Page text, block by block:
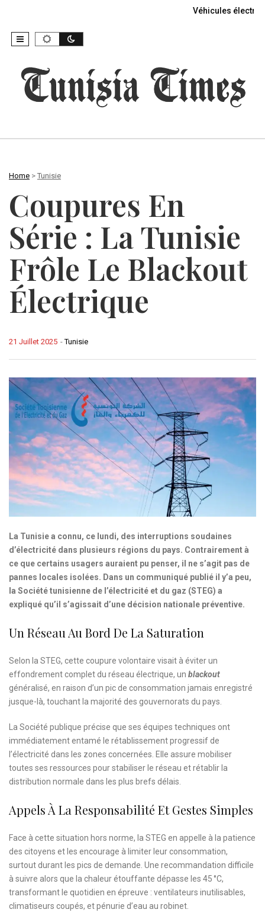
Véhicules
Home > Tunisie
Coupures En
Série : La Tunisie
Frôle Le Blackout
Électrique
-Tunisie
21 Juillet 2025
La Tunisie a connu, ce lundi, des interruptions soudaines
d’électricité dans plusieurs régions du pays. Contrairement à
ce que certains usagers auraient pu penser, il ne s’agit pas de
pannes locales isolées. Dans un communiqué publié il y’a peu,
la Société tunisienne de l’électricité et du gaz (STEG) a
expliqué qu’il s’agissait d’une décision nationale préventive.
Un Réseau Au Bord De La Saturation
Selon la STEG, cette coupure volontaire visait à éviter un
effondrement complet du réseau électrique, un blackout
généralisé, en raison d’un pic de consommation jamais enregistré
jusque-là, touchant la majorité des gouvernorats du pays.
La Société publique précise que ses équipes techniques ont
immédiatement entamé le rétablissement progressif de
l’électricité dans les zones concernées. Elle assure mobiliser
toutes ses ressources pour stabiliser le réseau et rétablir la
distribution normale dans les plus brefs délais.
Appels À La Responsabilité Et Gestes Simples
Face à cette situation hors norme, la STEG en appelle à la patience
des citoyens et les encourage à limiter leur consommation,
surtout durant les pics de demande. Une recommandation difficile
à suivre alors que la chaleur étouffante dépasse les 45 °C,
transformant le quotidien en épreuve : ventilateurs inutilisables,
climatiseurs coupés, et pénurie d’eau au robinet.